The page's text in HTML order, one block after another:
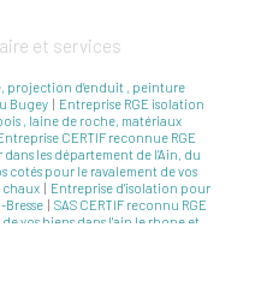
et services
projection d’enduit , peinture
Bugey| Entreprise RGE isolation
, laine de roche, matériaux
CERTIF reconnue RGE
les département de l’Ain, du
cotés pour le ravalement de vos
chaux | Entreprise d'isolation pour
| SAS CERTIF reconnu RGE
vos biens dans l'ain le rhone et